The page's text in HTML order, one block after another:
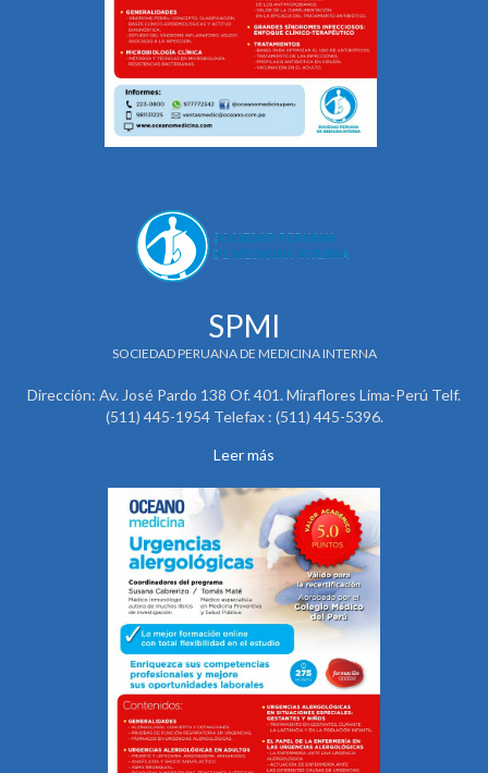
SPMI
SOCIEDAD PERUANA DE MEDICINA INTERNA
Dirección: Av. José Pardo 138 Of. 401. Miraflores Lima-Perú Telf.
(511) 445-1954 Telefax : (511) 445-5396.
Leer más